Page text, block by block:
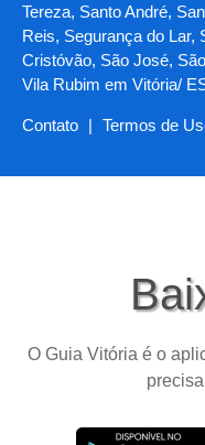
Tereza, Santo André,
Reis, Segurança do Lar,
Cristóvão, São José,
Vila Rubim em Vitória/
Contato | Termos de
O Guia Vitória é o